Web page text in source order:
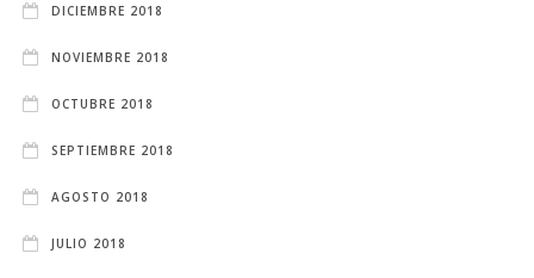
DICIEMBRE 2018
NOVIEMBRE 2018
OCTUBRE 2018
SEPTIEMBRE 2018
AGOSTO 2018
JULIO 2018